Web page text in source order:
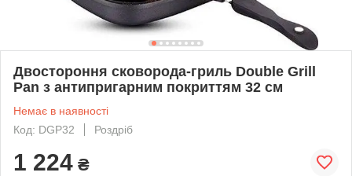
Двостороння сковорода-гриль Double Grill
Pan з антипригарним покриттям 32 см
Немає в наявності
Код: DGP32
Роздріб
1 224 ₴